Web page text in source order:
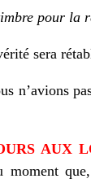
pour la
sera
n’avions
AUX
moment